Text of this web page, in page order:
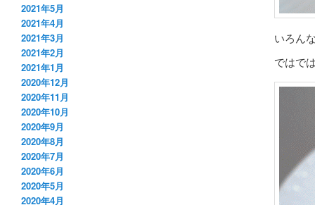
いろん
ではで
2021年5月
2021年4月
2021年3月
2021年2月
2021年1月
2020年12月
2020年11月
2020年10月
2020年9月
2020年8月
2020年7月
2020年6月
2020年5月
2020年4月